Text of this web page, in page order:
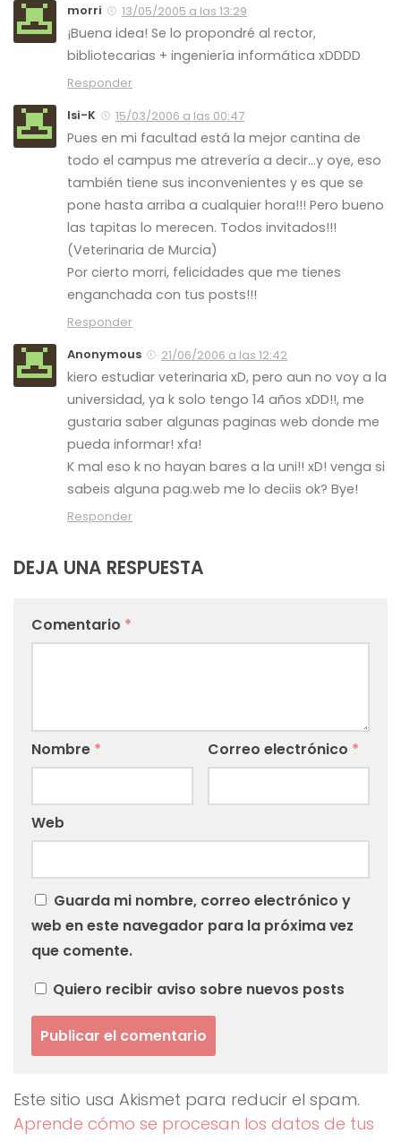
morri
13/05/2005 a las 13:29
¡Buena idea! Se lo propondré al rector,
bibliotecarias + ingeniería informática xDDDD
Responder
Isi-K
15/03/2006 a las 00:47
Pues en mi facultad está la mejor cantina de
todo el campus me atrevería a decir…y oye, eso
también tiene sus inconvenientes y es que se
pone hasta arriba a cualquier hora!!! Pero bueno
las tapitas lo merecen. Todos invitados!!!
(Veterinaria de Murcia)
Por cierto morri, felicidades que me tienes
enganchada con tus posts!!!
Responder
Anonymous
21/06/2006 a las 12:42
kiero estudiar veterinaria xD, pero aun no voy a la
universidad, ya k solo tengo 14 años xDD!!, me
gustaria saber algunas paginas web donde me
pueda informar! xfa!
K mal eso k no hayan bares a la uni!! xD! venga si
sabeis alguna pag.web me lo deciis ok? Bye!
Responder
DEJA UNA RESPUESTA
Comentario *
Nombre * Correo electrónico *
Web
Guarda mi nombre, correo electrónico y
web en este navegador para la próxima vez
que comente.
Quiero recibir aviso sobre nuevos posts
Este sitio usa Akismet para reducir el spam.
Aprende cómo se procesan los datos de tus